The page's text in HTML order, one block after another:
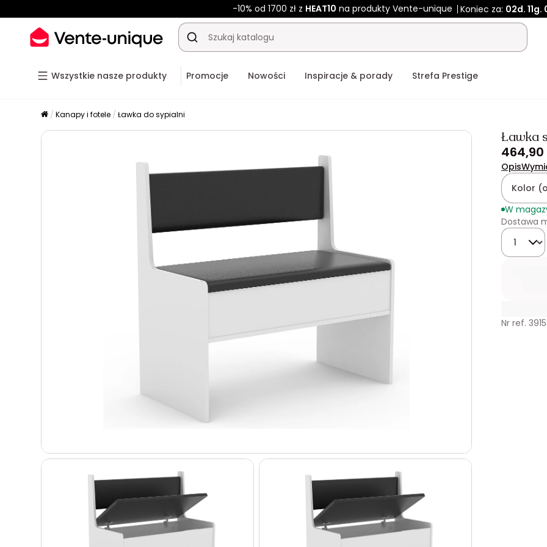
-10% od 1700 zł z HEAT10 na produkty Vente-unique Koniec za: 02d. 11g.
Wszystkie nasze produkty Promocje Nowości Inspiracje & porady Strefa Prestige
Kanapy i fotele Ławka do sypialni
Ławka
464,90
Opis
Kolor
W
Dostawa
Ilość
Nr ref.